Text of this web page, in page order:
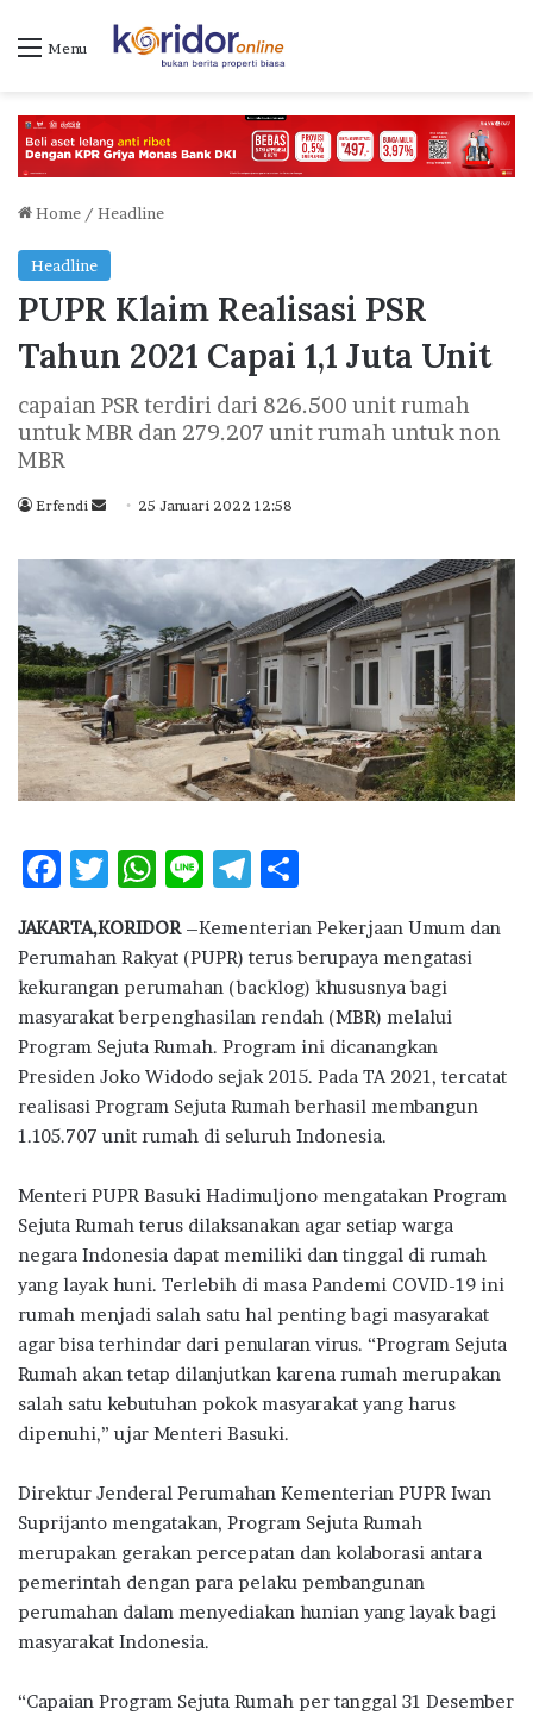
Menu
Home / Headline
Headline
PUPR Klaim Realisasi PSR
Tahun 2021 Capai 1,1 Juta Unit
capaian PSR terdiri dari 826.500 unit rumah
untuk MBR dan 279.207 unit rumah untuk non
MBR
Erfendi
n
d
a
n
e
m
a
i
25 Januari 2022 12:58
F
e
b
o
o
k
T
it
te
r
W
at
s
A
p
p
Li
e
T
e
g
ra
m
ar
e
JAKARTA,KORIDOR–Kementerian Pekerjaan Umum dan
Perumahan Rakyat (PUPR) terus berupaya mengatasi
kekurangan perumahan (backlog) khususnya bagi
masyarakat berpenghasilan rendah (MBR) melalui
Program Sejuta Rumah. Program ini dicanangkan
Presiden Joko Widodo sejak 2015. Pada TA 2021, tercatat
realisasi Program Sejuta Rumah berhasil membangun
1.105.707 unit rumah di seluruh Indonesia.
Menteri PUPR Basuki Hadimuljono mengatakan Program
Sejuta Rumah terus dilaksanakan agar setiap warga
negara Indonesia dapat memiliki dan tinggal di rumah
yang layak huni. Terlebih di masa Pandemi COVID-19 ini
rumah menjadi salah satu hal penting bagi masyarakat
agar bisa terhindar dari penularan virus. “Program Sejuta
Rumah akan tetap dilanjutkan karena rumah merupakan
salah satu kebutuhan pokok masyarakat yang harus
dipenuhi,” ujar Menteri Basuki.
Direktur Jenderal Perumahan Kementerian PUPR Iwan
Suprijanto mengatakan, Program Sejuta Rumah
merupakan gerakan percepatan dan kolaborasi antara
pemerintah dengan para pelaku pembangunan
perumahan dalam menyediakan hunian yang layak bagi
masyarakat Indonesia.
“Capaian Program Sejuta Rumah per tanggal 31 Desember